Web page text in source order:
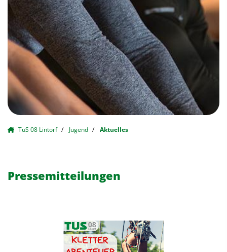
TuS 08 Lintorf Jugend Aktuelles
Pressemitteilungen